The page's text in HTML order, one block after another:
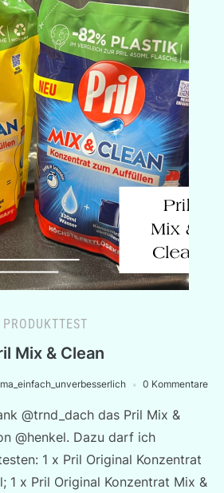
PRODUKTTEST
Mix & Clean
0 Kommentare
@trnd_dach das Pril Mix &
@henkel. Dazu darf ich
1 x Pril Original Konzentrat
1 x Pril Original Konzentrat Mix &